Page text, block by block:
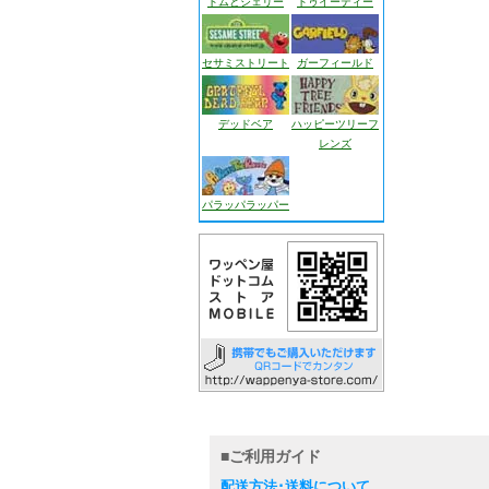
セサミストリート ガーフィールド
デッドベア
ハッピーツリーフ
レンズ
パラッパラッパー
■ご利用ガイド